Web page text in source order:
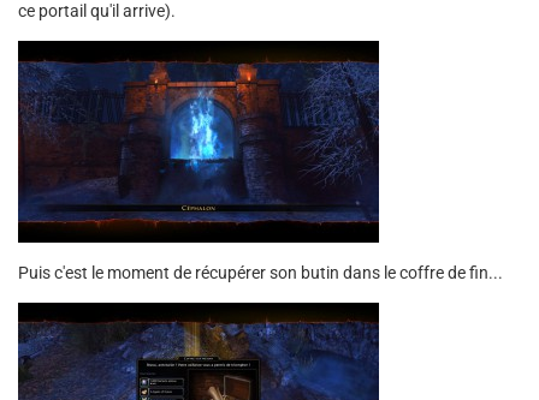
ce portail qu'il arrive).
Puis c'est le moment de récupérer son butin dans le coffre de fin...